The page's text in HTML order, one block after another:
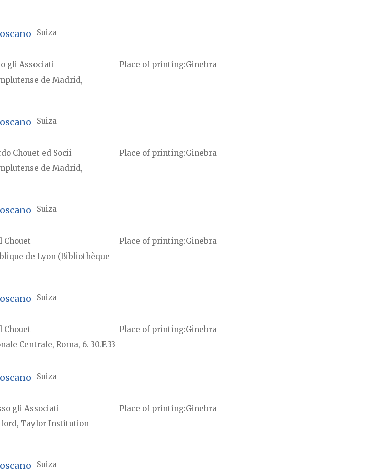
Suiza
gli Associati Place of printing Ginebra
de Madrid,
Suiza
Chouet ed Socii Place of printing Ginebra
de Madrid,
Suiza
Chouet Place of printing Ginebra
de Lyon (Bibliothèque
Suiza
Chouet Place of printing Ginebra
Centrale, Roma, 6. 30.F.33
Suiza
gli Associati Place of printing Ginebra
Taylor Institution
Suiza